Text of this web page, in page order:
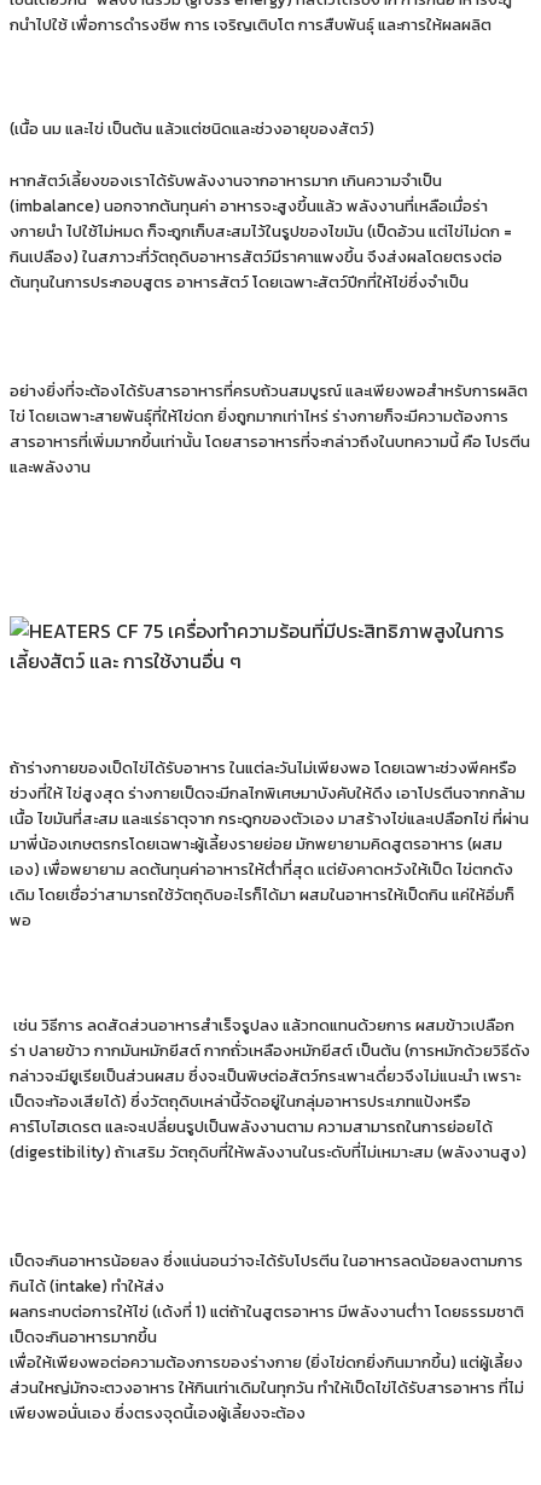
กนําไปใช้ เพื่อการดํารงชีพ การ เจริญเติบโต การสืบพันธุ์ และการให้ผลผลิต
(เนื้อ นม และไข่ เป็นต้น แล้วแต่ชนิดและช่วงอายุของสัตว์)
หากสัตว์เลี้ยงของเราได้รับพลังงานจากอาหารมาก เกินความจําเป็น
(imbalance) นอกจากต้นทุนค่า อาหารจะสูงขึ้นแล้ว พลังงานที่เหลือเมื่อร่า
งกายนํา ไปใช้ไม่หมด ก็จะถูกเก็บสะสมไว้ในรูปของไขมัน (เป็ดอ้วน แต่ไข่ไม่ดก =
กินเปลือง) ในสภาวะที่วัตถุดิบอาหารสัตว์มีราคาแพงขึ้น จึงส่งผลโดยตรงต่อ
ต้นทุนในการประกอบสูตร อาหารสัตว์ โดยเฉพาะสัตว์ปีกที่ให้ไข่ซึ่งจําเป็น
อย่างยิ่งที่จะต้องได้รับสารอาหารที่ครบถ้วนสมบูรณ์ และเพียงพอสําหรับการผลิต
ไข่ โดยเฉพาะสายพันธุ์ที่ให้ไข่ดก ยิ่งถูกมากเท่าไหร่ ร่างกายก็จะมีความต้องการ
สารอาหารที่เพิ่มมากขึ้นเท่านั้น โดยสารอาหารที่จะกล่าวถึงในบทความนี้ คือ โปรตีน
และพลังงาน
ถ้าร่างกายของเป็ดไข่ได้รับอาหาร ในแต่ละวันไม่เพียงพอ โดยเฉพาะช่วงพีคหรือ
ช่วงที่ให้ ไข่สูงสุด ร่างกายเป็ดจะมีกลไกพิเศษมาบังคับให้ดึง เอาโปรตีนจากกล้าม
เนื้อ ไขมันที่สะสม และแร่ธาตุจาก กระดูกของตัวเอง มาสร้างไข่และเปลือกไข่ ที่ผ่าน
มาพี่น้องเกษตรกรโดยเฉพาะผู้เลี้ยงรายย่อย มักพยายามคิดสูตรอาหาร (ผสม
เอง) เพื่อพยายาม ลดต้นทุนค่าอาหารให้ต่ําที่สุด แต่ยังคาดหวังให้เป็ด ไข่ตกดัง
เดิม โดยเชื่อว่าสามารถใช้วัตถุดิบอะไรก็ได้มา ผสมในอาหารให้เป็ดกิน แค่ให้อิ่มก็
พอ
เช่น วิธีการ ลดสัดส่วนอาหารสําเร็จรูปลง แล้วทดแทนด้วยการ ผสมข้าวเปลือก
ร่า ปลายข้าว กากมันหมักยีสต์ กากถั่วเหลืองหมักยีสต์ เป็นต้น (การหมักด้วยวิธีดัง
กล่าวจะมียูเรียเป็นส่วนผสม ซึ่งจะเป็นพิษต่อสัตว์กระเพาะเดี่ยวจึงไม่แนะนํา เพราะ
เป็ดจะท้องเสียได้) ซึ่งวัตถุดิบเหล่านี้จัดอยู่ในกลุ่มอาหารประเภทแป้งหรือ
คาร์โบไฮเดรต และจะเปลี่ยนรูปเป็นพลังงานตาม ความสามารถในการย่อยได้
(digestibility) ถ้าเสริม วัตถุดิบที่ให้พลังงานในระดับที่ไม่เหมาะสม (พลังงานสูง)
เป็ดจะกินอาหารน้อยลง ซึ่งแน่นอนว่าจะได้รับโปรตีน ในอาหารลดน้อยลงตามการ
กินได้ (intake) ทําให้ส่ง
ผลกระทบต่อการให้ไข่ (เด้งที่ 1) แต่ถ้าในสูตรอาหาร มีพลังงานต่ําา โดยธรรมชาติ
เป็ดจะกินอาหารมากขึ้น
เพื่อให้เพียงพอต่อความต้องการของร่างกาย (ยิ่งไข่ดกยิ่งกินมากขึ้น) แต่ผู้เลี้ยง
ส่วนใหญ่มักจะตวงอาหาร ให้กินเท่าเดิมในทุกวัน ทําให้เป็ดไข่ได้รับสารอาหาร ที่ไม่
เพียงพอนั่นเอง ซึ่งตรงจุดนี้เองผู้เลี้ยงจะต้อง